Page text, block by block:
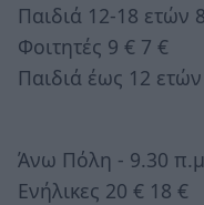
Παιδιά 12-18 ετών
Φοιτητές 9 € 7 €
Παιδιά έως 12
Άνω Πόλη - 9.30
Ενήλικες 20 € 18 €